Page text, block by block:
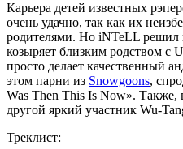
Карьера детей известных
очень удачно, так как их
родителями. Но iNTeLL решил
козыряет близким родством с
просто делает качественный
этом парни из Snowgoons,
Was Then This Is Now». Также,
другой яркий участник Wu-
Треклист: